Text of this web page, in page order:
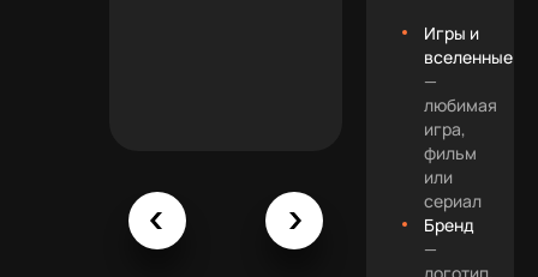
Игры и
вселенные
—
любимая
игра,
фильм
или
сериал
Бренд
—